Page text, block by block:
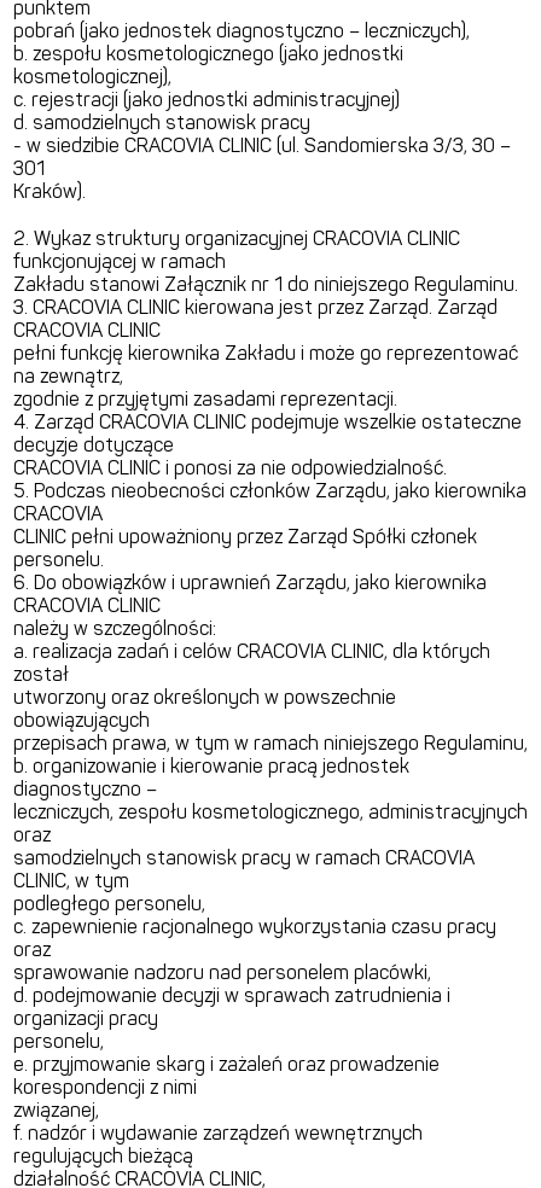
punktem
pobrań (jako jednostek diagnostyczno – leczniczych),
b. zespołu kosmetologicznego (jako jednostki
kosmetologicznej),
c. rejestracji (jako jednostki administracyjnej)
d. samodzielnych stanowisk pracy
- w siedzibie CRACOVIA CLINIC (ul. Sandomierska 3/3, 30 –
301
Kraków).
2. Wykaz struktury organizacyjnej CRACOVIA CLINIC
funkcjonującej w ramach
Zakładu stanowi Załącznik nr 1 do niniejszego Regulaminu.
3. CRACOVIA CLINIC kierowana jest przez Zarząd. Zarząd
CRACOVIA CLINIC
pełni funkcję kierownika Zakładu i może go reprezentować
na zewnątrz,
zgodnie z przyjętymi zasadami reprezentacji.
4. Zarząd CRACOVIA CLINIC podejmuje wszelkie ostateczne
decyzje dotyczące
CRACOVIA CLINIC i ponosi za nie odpowiedzialność.
5. Podczas nieobecności członków Zarządu, jako kierownika
CRACOVIA
CLINIC pełni upoważniony przez Zarząd Spółki członek
personelu.
6. Do obowiązków i uprawnień Zarządu, jako kierownika
CRACOVIA CLINIC
należy w szczególności:
a. realizacja zadań i celów CRACOVIA CLINIC, dla których
został
utworzony oraz określonych w powszechnie
obowiązujących
przepisach prawa, w tym w ramach niniejszego Regulaminu,
b. organizowanie i kierowanie pracą jednostek
diagnostyczno –
leczniczych, zespołu kosmetologicznego, administracyjnych
oraz
samodzielnych stanowisk pracy w ramach CRACOVIA
CLINIC, w tym
podległego personelu,
c. zapewnienie racjonalnego wykorzystania czasu pracy
oraz
sprawowanie nadzoru nad personelem placówki,
d. podejmowanie decyzji w sprawach zatrudnienia i
organizacji pracy
personelu,
e. przyjmowanie skarg i zażaleń oraz prowadzenie
korespondencji z nimi
związanej,
f. nadzór i wydawanie zarządzeń wewnętrznych
regulujących bieżącą
działalność CRACOVIA CLINIC,